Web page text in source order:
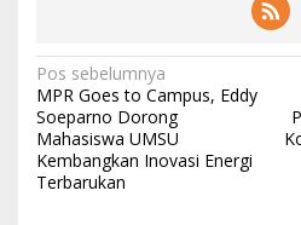
N
a
v
i
Pos sebelumnya
MPR Goes to Campus, Eddy
Soeparno Dorong
Mahasiswa UMSU
Kembangkan Inovasi Energi
Terbarukan